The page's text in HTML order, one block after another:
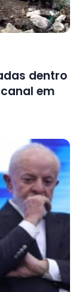
dentro
em